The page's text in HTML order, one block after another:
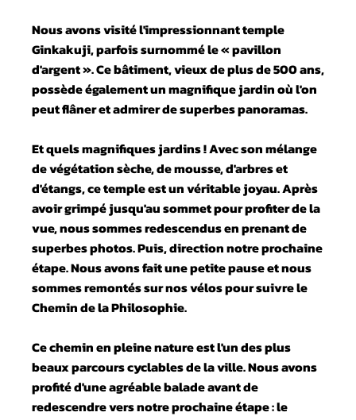
Nous avons visité l'impressionnant temple
Ginkakuji, parfois surnommé le « pavillon
d'argent ». Ce bâtiment, vieux de plus de 500 ans,
possède également un magnifique jardin où l'on
peut flâner et admirer de superbes panoramas.
Et quels magnifiques jardins ! Avec son mélange
de végétation sèche, de mousse, d'arbres et
d'étangs, ce temple est un véritable joyau. Après
avoir grimpé jusqu'au sommet pour profiter de la
vue, nous sommes redescendus en prenant de
superbes photos. Puis, direction notre prochaine
étape. Nous avons fait une petite pause et nous
sommes remontés sur nos vélos pour suivre le
Chemin de la Philosophie.
Ce chemin en pleine nature est l'un des plus
beaux parcours cyclables de la ville. Nous avons
profité d'une agréable balade avant de
redescendre vers notre prochaine étape : le